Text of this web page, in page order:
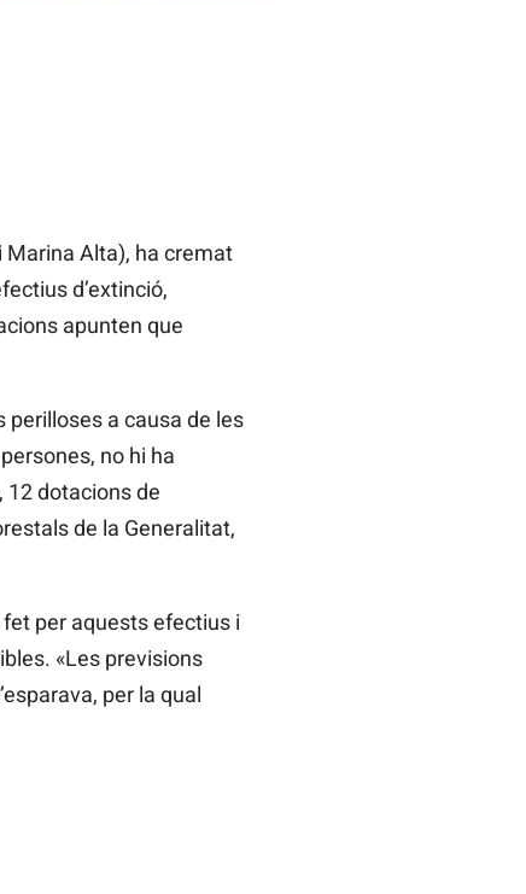
Alta), ha cremat
d’extinció,
apunten que
perilloses a causa de les
no hi ha
12 dotacions de
de la Generalitat,
per aquests efectius i
«Les previsions
per la qual